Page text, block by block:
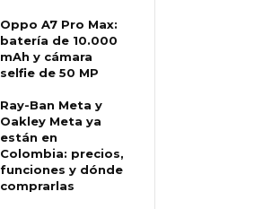
Oppo A7 Pro Max:
batería de 10.000
mAh y cámara
selfie de 50 MP
Ray-Ban Meta y
Oakley Meta ya
están en
Colombia: precios,
funciones y dónde
comprarlas